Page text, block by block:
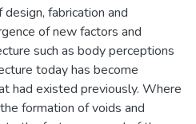
fabrication and
of new factors and
such as body perceptions
today has become
had existed previously. Where
formation of voids and